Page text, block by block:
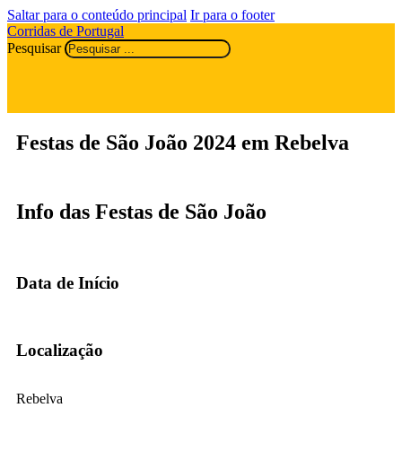
Saltar para o conteúdo principal Ir para o footer
Corridas de Portugal
Pesquisar
Festas de São João 2024 em Rebelva
Info das Festas de São João
Data de Início
Localização
Rebelva